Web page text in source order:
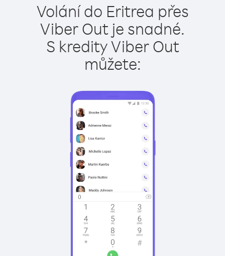
Volání do Eritrea přes
Viber Out je snadné.
S kredity Viber Out
můžete: